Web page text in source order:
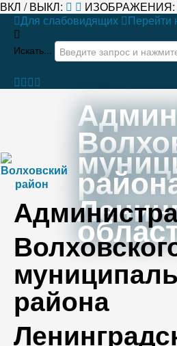
ВКЛ / ВЫКЛ: ИЗОБРАЖЕНИЯ:
Для слабовидящих
Перейти
Искать...
района